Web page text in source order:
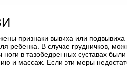
признаки вывиха или подвывиха
ребенка. В случае грудничков,
ноги в тазобедренных суставах
и массаж. Если эти меры